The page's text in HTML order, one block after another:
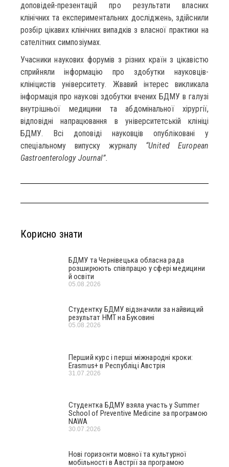
доповідей-презентацій про результати власних
клінічних та експериментальних досліджень, здійснили
розбір цікавих клінічних випадків з власної практики на
сателітних симпозіумах.
Учасники наукових форумів з різних країн з цікавістю
сприйняли інформацію про здобутки науковців-
клініцистів університету. Жвавий інтерес викликала
інформація про наукові здобутки вчених БДМУ в галузі
внутрішньої медицини та абдомінальної хірургії,
відповідні напрацювання в університетській клініці
БДМУ. Всі доповіді науковців опубліковані у
спеціальному випуску журналу “United European
Gastroenterology Journal”.
Корисно знати
БДМУ та Чернівецька обласна рада
розширюють співпрацю у сфері медицини
й освіти
05.08.2026
Студентку БДМУ відзначили за найвищий
результат НМТ на Буковині
05.08.2026
Перший курс і перші міжнародні кроки:
Erasmus+ в Республіці Австрія
31.07.2026
Студентка БДМУ взяла участь у Summer
School of Preventive Medicine за програмою
NAWA
30.07.2026
Нові горизонти мовної та культурної
мобільності в Австрії за програмою